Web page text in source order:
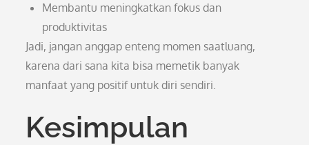
Membantu meningkatkan fokus dan
produktivitas
Jadi, jangan anggap enteng momen saatluang,
karena dari sana kita bisa memetik banyak
manfaat yang positif untuk diri sendiri.
Kesimpulan